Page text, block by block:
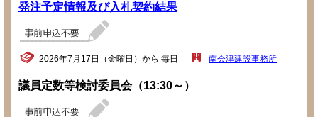
発注予定情報及び入札契約結果
2026年7月17日（金曜日）から 毎日 南会津建設事務所
議員定数等検討委員会（13:30～）